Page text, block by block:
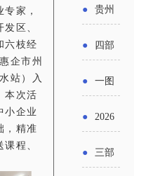
家，
区、
六枝经
企市州
站）入
本次活
小企业
，精准
程、
销活动
点关注
境评估
发布
解）
信部准
备怎么
继续实
施专精
特新中
财政奖
贷款，
最高可
获1.5%
政贴息
● 贵州
举措激
发各类
经营主
● 四部
求做好
帮扶小
● 一图
法及其
● 2026
● 三部